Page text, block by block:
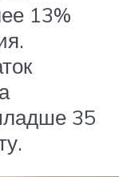
13%
35